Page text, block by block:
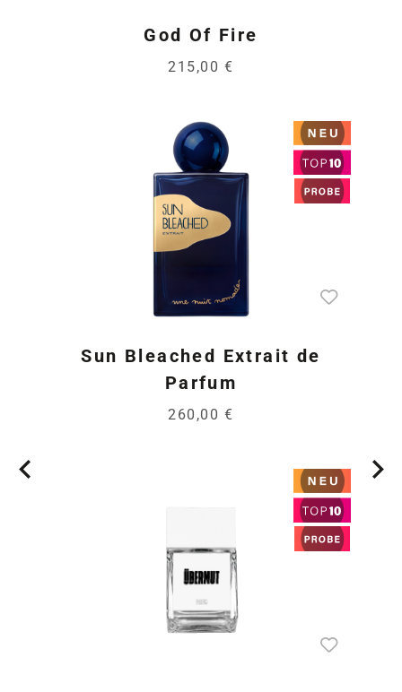
God Of Fire
215,00 €
Sun Bleached Extrait de
Parfum
260,00 €